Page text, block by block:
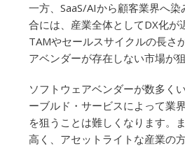
一方、SaaS/AIから顧客業界へ
合には、産業全体としてDX化が
TAMやセールスサイクルの長さ
アベンダーが存在しない市場が狙
ソフトウェアベンダーが数多く
ーブルド・サービスによって業
を狙うことは難しくなります。
高く、アセットライトな産業の